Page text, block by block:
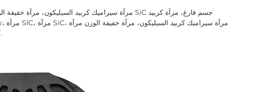
SIC كثافة الجسم الفارغة ≥3.10 جم / سم 3.